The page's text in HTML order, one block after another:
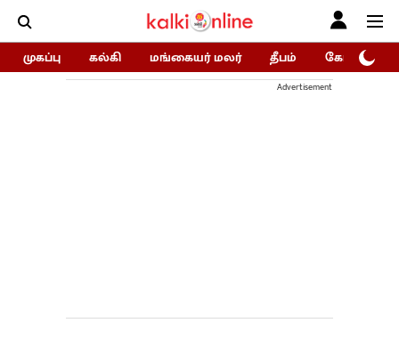
முகப்பு கல்கி மங்கையர் மலர் தீபம் கோகுலம்/
Advertisement